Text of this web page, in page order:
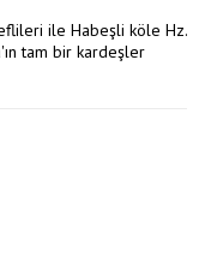
ile Habeşli köle Hz.
tam bir kardeşler